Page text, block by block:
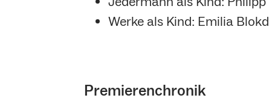
Werke als Kind: Emilia
Premierenchronik